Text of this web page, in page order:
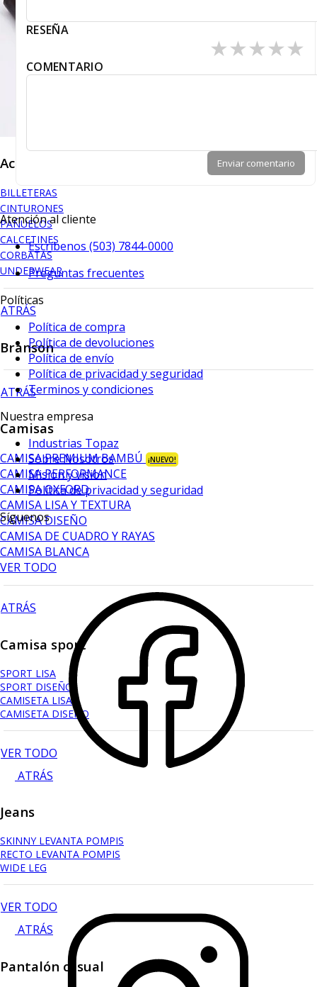
Accesorios
BILLETERAS
CINTURONES
PAÑUELOS
CALCETINES
CORBATAS
UNDERWEAR
ATRÁS
Branson
ATRÁS
Camisas
CAMISA PREMIUM BAMBÚ ¡NUEVO!
CAMISA PERFORMANCE
CAMISA OXFORD
CAMISA LISA Y TEXTURA
CAMISA DISEÑO
CAMISA DE CUADRO Y RAYAS
CAMISA BLANCA
VER TODO
ATRÁS
Camisa sport
SPORT LISA
SPORT DISEÑO
CAMISETA LISA
CAMISETA DISEÑO
VER TODO
ATRÁS
Jeans
SKINNY LEVANTA POMPIS
RECTO LEVANTA POMPIS
WIDE LEG
VER TODO
ATRÁS
Pantalón casual
RESEÑA
★
★
★
★
★
COMENTARIO
Enviar comentario
Atención al cliente
Escríbenos (503) 7844-0000
Preguntas frecuentes
Políticas
Política de compra
Política de devoluciones
Política de envío
Política de privacidad y seguridad
Terminos y condiciones
Nuestra empresa
Industrias Topaz
Sobre Nosotros
Mision y vision
Política de privacidad y seguridad
Síguenos